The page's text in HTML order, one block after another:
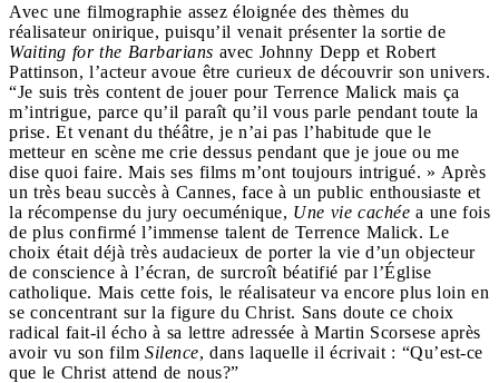
Avec une filmographie assez éloignée des thèmes du
réalisateur onirique, puisqu’il venait présenter la sortie de
Waiting for the Barbarians avec Johnny Depp et Robert
Pattinson, l’acteur avoue être curieux de découvrir son univers.
“Je suis très content de jouer pour Terrence Malick mais ça
m’intrigue, parce qu’il paraît qu’il vous parle pendant toute la
prise. Et venant du théâtre, je n’ai pas l’habitude que le
metteur en scène me crie dessus pendant que je joue ou me
dise quoi faire. Mais ses films m’ont toujours intrigué. » Après
un très beau succès à Cannes, face à un public enthousiaste et
la récompense du jury oecuménique, Une vie cachée a une fois
de plus confirmé l’immense talent de Terrence Malick. Le
choix était déjà très audacieux de porter la vie d’un objecteur
de conscience à l’écran, de surcroît béatifié par l’Église
catholique. Mais cette fois, le réalisateur va encore plus loin en
se concentrant sur la figure du Christ. Sans doute ce choix
radical fait-il écho à sa lettre adressée à Martin Scorsese après
avoir vu son film Silence, dans laquelle il écrivait : “Qu’est-ce
que le Christ attend de nous?”